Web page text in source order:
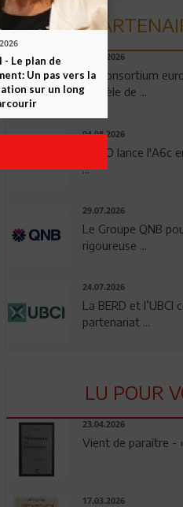
06.08.2026
Un consortium
modèle de ...
04.08.2026
OPPO lance l'A6c
...
29.07.2026
Le Groupe QNB
rigoureuse ...
24.07.2026
La BERD et l’UBCI
partenariat ...
LU POUR
23.04.2026
Vient de paraître -
17.03.2026
- Le plan de
Un pas vers la
sur un long